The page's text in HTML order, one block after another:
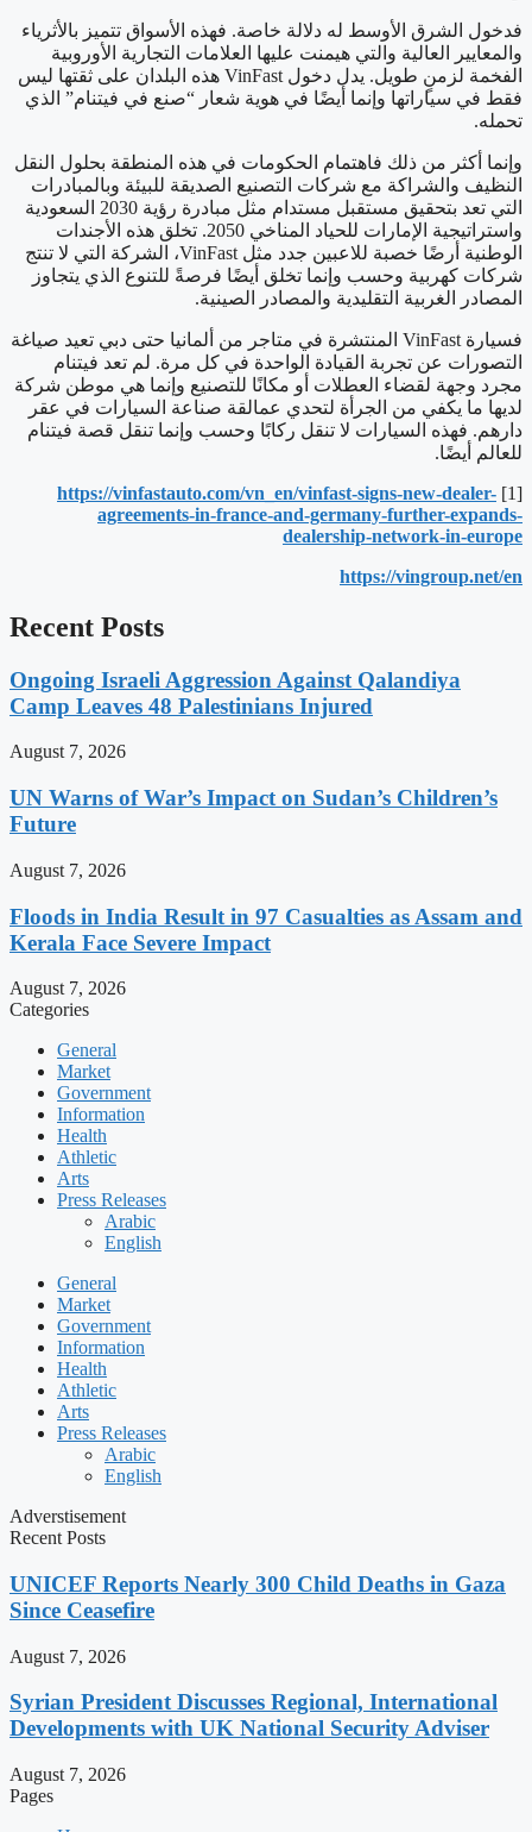
فدخول الشرق الأوسط له دلالة خاصة. فهذه الأسواق تتميز بالأثرياء
والمعايير العالية والتي هيمنت عليها العلامات التجارية الأوروبية
الفخمة لزمنٍ طويل. يدل دخول VinFast هذه البلدان على ثقتها ليس
فقط في سياراتها وإنما أيضًا في هوية شعار “صنع في فيتنام” الذي
تحمله.
وإنما أكثر من ذلك فاهتمام الحكومات في هذه المنطقة بحلول النقل
النظيف والشراكة مع شركات التصنيع الصديقة للبيئة وبالمبادرات
التي تعد بتحقيق مستقبل مستدام مثل مبادرة رؤية 2030 السعودية
واستراتيجية الإمارات للحياد المناخي 2050. تخلق هذه الأجندات
الوطنية أرضًا خصبة للاعبين جدد مثل VinFast، الشركة التي لا تنتج
شركات كهربية وحسب وإنما تخلق أيضًا فرصةً للتنوع الذي يتجاوز
المصادر الغربية التقليدية والمصادر الصينية.
فسيارة VinFast المنتشرة في متاجر من ألمانيا حتى دبي تعيد صياغة
التصورات عن تجربة القيادة الواحدة في كل مرة. لم تعد فيتنام
مجرد وجهة لقضاء العطلات أو مكانًا للتصنيع وإنما هي موطن شركة
لديها ما يكفي من الجرأة لتحدي عمالقة صناعة السيارات في عقر
دارهم. فهذه السيارات لا تنقل ركابًا وحسب وإنما تنقل قصة فيتنام
للعالم أيضًا.
[1]
https://vinfastauto.com/vn_en/vinfast-signs-new-dealer-
agreements-in-france-and-germany-further-expands-
dealership-network-in-europe
https://vingroup.net/en
Recent Posts
Ongoing Israeli Aggression Against Qalandiya
Camp Leaves 48 Palestinians Injured
August 7, 2026
UN Warns of War’s Impact on Sudan’s Children’s
Future
August 7, 2026
Floods in India Result in 97 Casualties as Assam and
Kerala Face Severe Impact
August 7, 2026
Categories
General
Market
Government
Information
Health
Athletic
Arts
Press Releases
Arabic
English
General
Market
Government
Information
Health
Athletic
Arts
Press Releases
Arabic
English
Adverstisement
Recent Posts
UNICEF Reports Nearly 300 Child Deaths in Gaza
Since Ceasefire
August 7, 2026
Syrian President Discusses Regional, International
Developments with UK National Security Adviser
August 7, 2026
Pages